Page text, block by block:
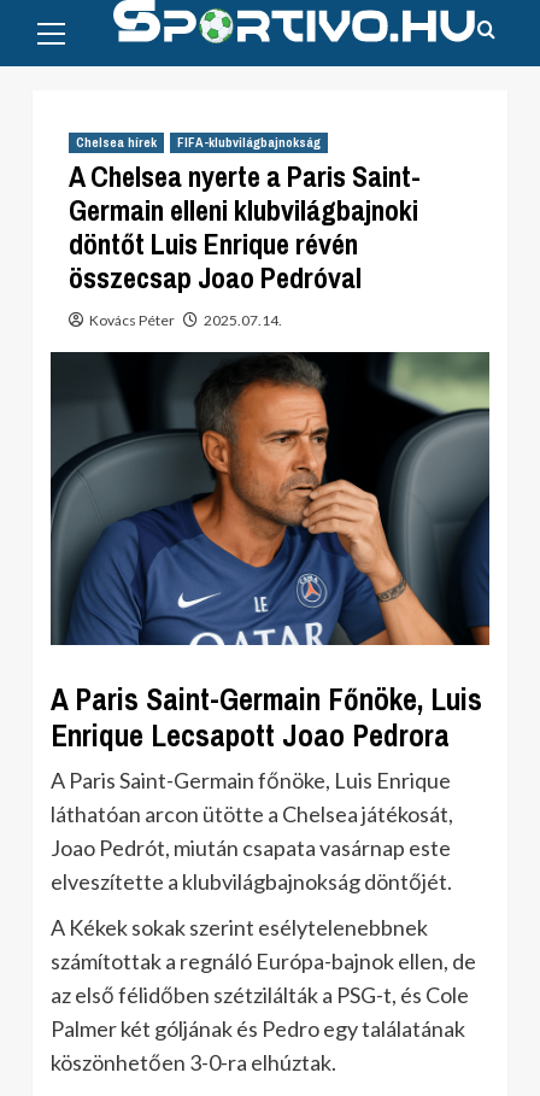
content
Menu
Chelsea hírek FIFA-klubvilágbajnokság
A Chelsea nyerte a Paris Saint-
Germain elleni klubvilágbajnoki
döntőt Luis Enrique révén
összecsap Joao Pedróval
Kovács Péter 2025.07.14.
A Paris Saint-Germain Főnöke, Luis
Enrique Lecsapott Joao Pedrora
A Paris Saint-Germain főnöke, Luis Enrique
láthatóan arcon ütötte a Chelsea játékosát,
Joao Pedrót, miután csapata vasárnap este
elveszítette a klubvilágbajnokság döntőjét.
A Kékek sokak szerint esélytelenebbnek
számítottak a regnáló Európa-bajnok ellen, de
az első félidőben szétzilálták a PSG-t, és Cole
Palmer két góljának és Pedro egy találatának
köszönhetően 3-0-ra elhúztak.